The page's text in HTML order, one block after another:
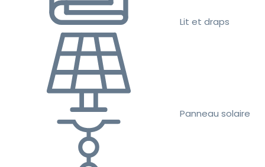
Lit et draps
Panneau solaire